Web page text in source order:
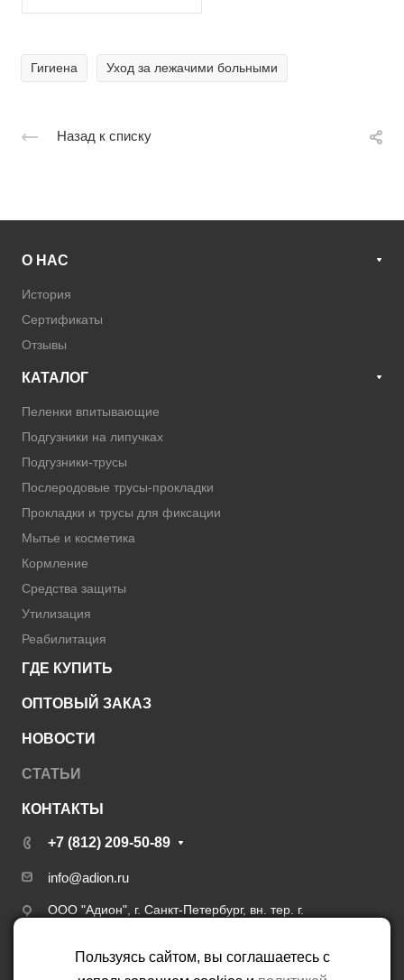
50 шт Beside
Гигиена Уход за лежачими больными
Назад к списку
О НАС
История
Сертификаты
Отзывы
КАТАЛОГ
Пеленки впитывающие
Подгузники на липучках
Подгузники-трусы
Послеродовые трусы-прокладки
Прокладки и трусы для фиксации
Мытье и косметика
Кормление
Средства защиты
Утилизация
Реабилитация
ГДЕ КУПИТЬ
ОПТОВЫЙ ЗАКАЗ
НОВОСТИ
СТАТЬИ
КОНТАКТЫ
+7 (812) 209-50-89
info@adion.ru
ООО "Адион", г. Санкт-Петербург, вн. тер. г.
д. 12, литера А, пом. 5.3.13
Пользуясь сайтом, вы соглашаетесь с